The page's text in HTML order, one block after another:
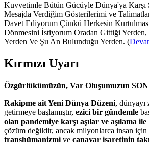
Kuvvetimle Bütün Gücüyle Dünya'ya Karşı
Mesajda Verdiğim Gösterilerimi ve
Davet Ediyorum Çünkü Herkesin
Dönmesini İstiyorum Oradan Gittiği Yerden,
Yerden Ve Şu An Bulunduğu Yerden. (
Kırmızı Uyarı
Özgürlükümüzün, Var Oluşumuzun
Rakipme ait Yeni Dünya Düzeni, dünyayı
getirmeye başlamıştır, ezici bir gündemle
olan pandemiye karşı aşılar ve aşılama ile
çözüm değildir, ancak milyonlarca insan için
transhümanizmi ve canavar işaretinin